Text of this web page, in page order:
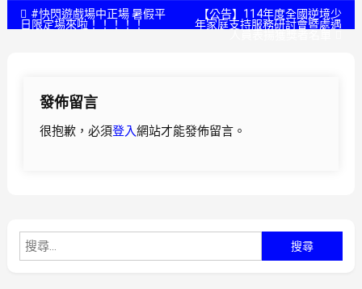
文#快閃遊戲場中正場 暑假平
日限定場來啦！！！！！
【公告】114年度全國逆境少
年家庭支持服務研討會暨處遇
發佈留言
很抱歉，必須登入網站才能發佈留言。
尋